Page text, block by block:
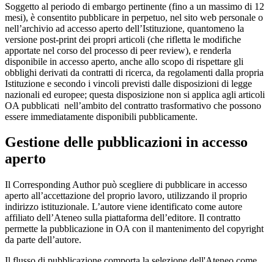
Soggetto al periodo di embargo pertinente (fino a un massimo di 12
mesi), è consentito pubblicare in perpetuo, nel sito web personale o
nell’archivio ad accesso aperto dell’Istituzione, quantomeno la
versione post-print dei propri articoli (che rifletta le modifiche
apportate nel corso del processo di peer review), e renderla
disponibile in accesso aperto, anche allo scopo di rispettare gli
obblighi derivati da contratti di ricerca, da regolamenti dalla propria
Istituzione e secondo i vincoli previsti dalle disposizioni di legge
nazionali ed europee; questa disposizione non si applica agli articoli
OA pubblicati nell’ambito del contratto trasformativo che possono
essere immediatamente disponibili pubblicamente.
Gestione delle pubblicazioni in accesso
aperto
Il Corresponding Author può scegliere di pubblicare in accesso
aperto all’accettazione del proprio lavoro, utilizzando il proprio
indirizzo istituzionale. L’autore viene identificato come autore
affiliato dell’Ateneo sulla piattaforma dell’editore. Il contratto
permette la pubblicazione in OA con il mantenimento del copyright
da parte dell’autore.